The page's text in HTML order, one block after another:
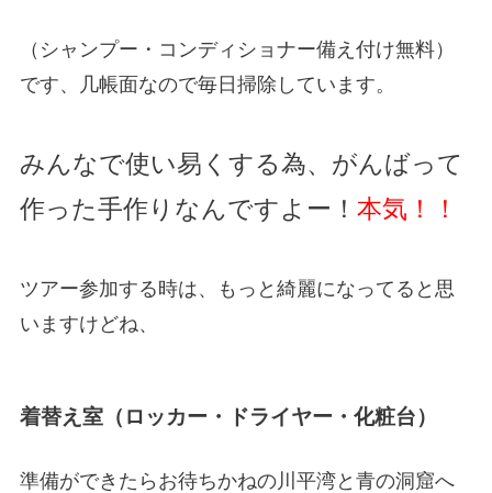
（シャンプー・コンディショナー備え付け無料）
です、几帳面なので毎日掃除しています。
みんなで使い易くする為、がんばって
作った手作りなんですよー！ 本気！！
ツアー参加する時は、もっと綺麗になってると思
いますけどね、
着替え室（ロッカー・ドライヤー・化粧台）
準備ができたらお待ちかねの川平湾と青の洞窟へ